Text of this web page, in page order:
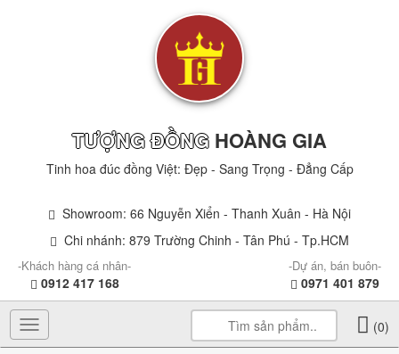
TƯỢNG ĐỒNG HOÀNG GIA
Tinh hoa đúc đồng Việt: Đẹp - Sang Trọng - Đẳng Cấp
Showroom: 66 Nguyễn Xiển - Thanh Xuân - Hà Nội
Chi nhánh: 879 Trường Chinh - Tân Phú - Tp.HCM
-Khách hàng cá nhân-
0912 417 168
-Dự án, bán buôn-
0971 401 879
Toggle
navigation
(0)